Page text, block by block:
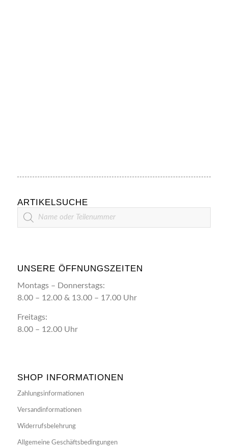
ARTIKELSUCHE
Artikelsuche
UNSERE ÖFFNUNGSZEITEN
Montags – Donnerstags:
8.00 – 12.00 & 13.00 – 17.00 Uhr
Freitags:
8.00 – 12.00 Uhr
SHOP INFORMATIONEN
Zahlungsinformationen
Versandinformationen
Widerrufsbelehrung
Allgemeine Geschäftsbedingungen